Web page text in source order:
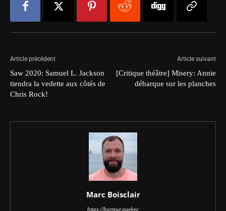
Article précédent
Saw 2020: Samuel L. Jackson
tiendra la vedette aux côtés de
Chris Rock!
Article suivant
[Critique théâtre] Misery: Annie
débarque sur les planches
Marc Boisclair
https://horreur.quebec